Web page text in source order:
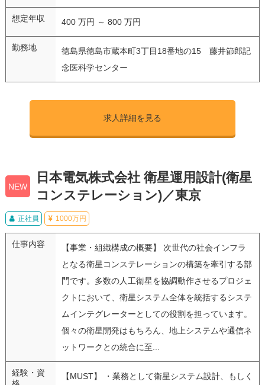
想定年収 400 万円 ～ 800 万円
勤務地
徳島県徳島市蔵本町3丁目18番地の15 藤井節郎記
念医科学センター
求人詳細を見る
NEW
日本電気株式会社 衛星運用設計(衛星
コンステレーション)／東京
正社員 1000万円
仕事内容
【事業・組織構成の概要】 次世代の社会インフラ
となる衛星コンステレーションの構築を牽引する部
門です。多数の人工衛星を協調動作させるプロジェ
クトにおいて、衛星システム全体を統括するシステ
ムインテグレーターとしての役割を担っています。
個々の衛星開発はもちろん、地上システムや通信ネ
ットワークとの統合に至...
経験・資
格
【MUST】 ・業務として衛星システム設計、もしく